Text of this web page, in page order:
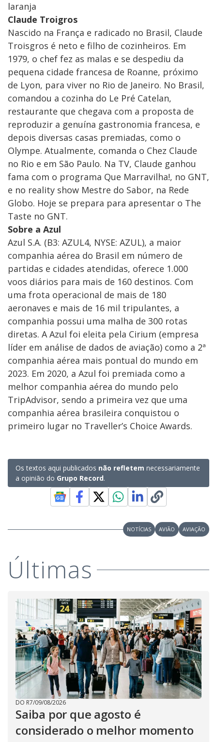
laranja
Claude Troigros
Nascido na França e radicado no Brasil, Claude
Troisgros é neto e filho de cozinheiros. Em
1979, o chef fez as malas e se despediu da
pequena cidade francesa de Roanne, próximo
de Lyon, para viver no Rio de Janeiro. No Brasil,
comandou a cozinha do Le Pré Catelan,
restaurante que chegava com a proposta de
reproduzir a genuína gastronomia francesa, e
depois diversas casas premiadas, como o
Olympe. Atualmente, comanda o Chez Claude
no Rio e em São Paulo. Na TV, Claude ganhou
fama com o programa Que Marravilha!, no GNT,
e no reality show Mestre do Sabor, na Rede
Globo. Hoje se prepara para apresentar o The
Taste no GNT.
Sobre a Azul
Azul S.A. (B3: AZUL4, NYSE: AZUL), a maior
companhia aérea do Brasil em número de
partidas e cidades atendidas, oferece 1.000
voos diários para mais de 160 destinos. Com
uma frota operacional de mais de 180
aeronaves e mais de 16 mil tripulantes, a
companhia possui uma malha de 300 rotas
diretas. A Azul foi eleita pela Cirium (empresa
líder em análise de dados de aviação) como a 2ª
companhia aérea mais pontual do mundo em
2023. Em 2020, a Azul foi premiada como a
melhor companhia aérea do mundo pelo
TripAdvisor, sendo a primeira vez que uma
companhia aérea brasileira conquistou o
primeiro lugar no Traveller’s Choice Awards.
Os textos aqui publicados não refletem necessariamente
a opinião do Grupo Record.
NOTÍCIAS AVIÃO AVIAÇÃO
Últimas
DO R7/09/08/2026
Saiba por que agosto é
considerado o melhor momento